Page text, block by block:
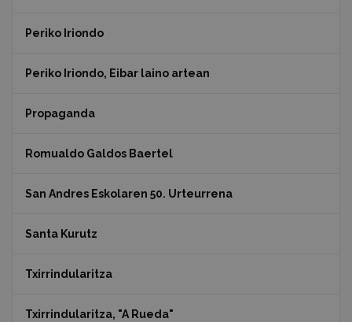
Periko Iriondo
Periko Iriondo, Eibar laino artean
Propaganda
Romualdo Galdos Baertel
San Andres Eskolaren 50. Urteurrena
Santa Kurutz
Txirrindularitza
Txirrindularitza, "A Rueda"